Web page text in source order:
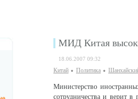
МИД Китая
18.06.2007 09:32
Китай Политика
Министерство
сотрудничества и верит в